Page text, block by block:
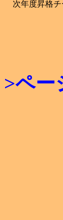
次年度昇格チ
>ペー